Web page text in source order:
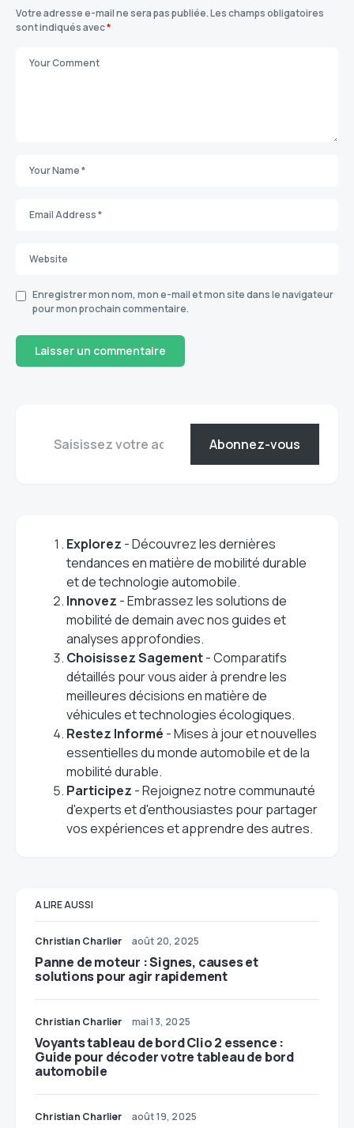
Votre adresse e-mail ne sera pas publiée.Les champs obligatoires
sont indiqués avec*
Enregistrer mon nom, mon e-mail et mon site dans le navigateur
pour mon prochain commentaire.
Abonnez-vous
Explorez - Découvrez les dernières
tendances en matière de mobilité durable
et de technologie automobile.
Innovez - Embrassez les solutions de
mobilité de demain avec nos guides et
analyses approfondies.
Choisissez Sagement- Comparatifs
détaillés pour vous aider à prendre les
meilleures décisions en matière de
véhicules et technologies écologiques.
Restez Informé - Mises à jour et nouvelles
essentielles du monde automobile et de la
mobilité durable.
Participez - Rejoignez notre communauté
d'experts et d'enthousiastes pour partager
vos expériences et apprendre des autres.
A LIRE AUSSI
Christian Charlier août 20, 2025
Panne de moteur : Signes, causes et
solutions pour agir rapidement
Christian Charlier mai 13, 2025
Voyants tableau de bord Clio 2 essence :
Guide pour décoder votre tableau de bord
automobile
Christian Charlier août 19, 2025